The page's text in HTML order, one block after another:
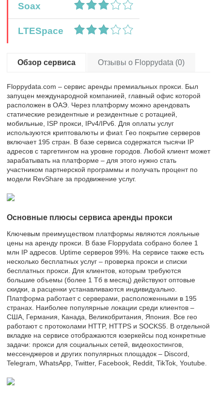
Soax
LTESpace
Обзор сервиса Отзывы о Floppydata (0)
Floppydata.com – сервис аренды премиальных прокси. Был
запущен международной компанией, главный офис которой
расположен в ОАЭ. Через платформу можно арендовать
статические резидентные и резидентные с ротацией,
мобильные, ISP прокси, IPv4/IPv6. Для оплаты услуг
используются криптовалюты и фиат. Гео покрытие серверов
включает 195 стран. В базе сервиса содержатся тысячи IP
адресов с таргетингом на уровне городов. Любой клиент может
зарабатывать на платформе – для этого нужно стать
участником партнерской программы и получать процент по
модели RevShare за продвижение услуг.
Основные плюсы сервиса аренды прокси
Ключевым преимуществом платформы являются лояльные
цены на аренду прокси. В базе Floppydata собрано более 1
млн IP адресов. Uptime серверов 99%. На сервисе также есть
несколько бесплатных услуг – проверка прокси и списки
бесплатных прокси. Для клиентов, которым требуются
большие объемы (более 1 Тб в месяц) действуют оптовые
скидки, а расценки устанавливаются индивидуально.
Платформа работает с серверами, расположенными в 195
странах. Наиболее популярные локации среди клиентов –
США, Германия, Канада, Великобритания, Япония. Все гео
работают с протоколами HTTP, HTTPS и SOCKS5. В отдельной
вкладке на сервисе отображаются юзеркейсы под конкретные
задачи: прокси для социальных сетей, видеохостингов,
мессенджеров и других популярных площадок – Discord,
Telegram, WhatsApp, Twitter, Facebook, Reddit, TikTok, Youtube.